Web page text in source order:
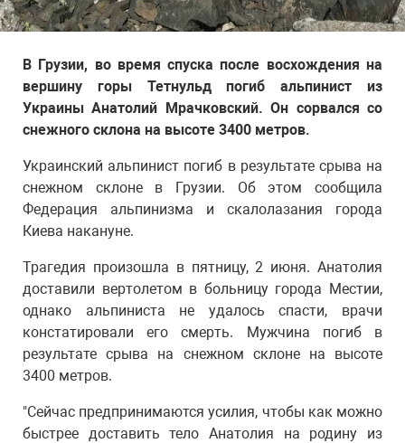
В Грузии, во время спуска после восхождения на
вершину горы Тетнульд погиб альпинист из
Украины Анатолий Мрачковский. Он сорвался со
снежного склона на высоте 3400 метров.
Украинский альпинист погиб в результате срыва на
снежном склоне в Грузии. Об этом сообщила
Федерация альпинизма и скалолазания города
Киева накануне.
Трагедия произошла в пятницу, 2 июня. Анатолия
доставили вертолетом в больницу города Местии,
однако альпиниста не удалось спасти, врачи
констатировали его смерть. Мужчина погиб в
результате срыва на снежном склоне на высоте
3400 метров.
"Сейчас предпринимаются усилия, чтобы как можно
быстрее доставить тело Анатолия на родину из